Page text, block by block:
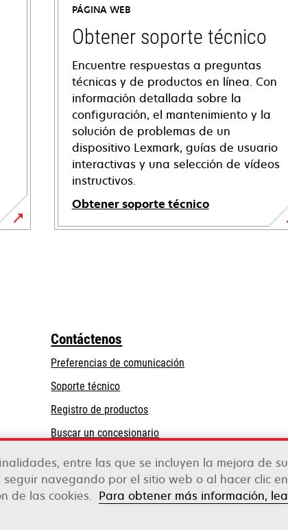
PÁGINA WEB
Obtener soporte técnico
Encuentre respuestas a preguntas
técnicas y de productos en línea. Con
información detallada sobre la
configuración, el mantenimiento y la
solución de problemas de un
dispositivo Lexmark, guías de usuario
interactivas y una selección de vídeos
instructivos.
Obtener soporte técnico
se
Contáctenos
Preferencias de comunicación
Soporte técnicose
abre
en
una
nueva
Registro de productos
Buscar un concesionario
Xerox
entre las que se incluyen la mejora de su
navegando por el sitio web o al hacer clic en
de las cookies. Para obtener más información, lea